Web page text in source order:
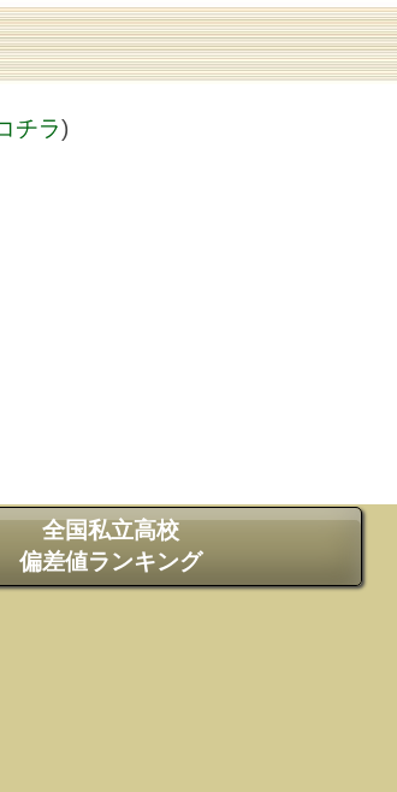
チラ)
全国私立高校
偏差値ランキング